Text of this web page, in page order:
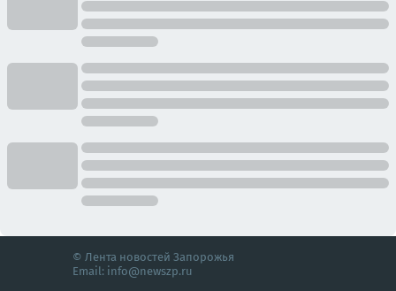
© Лента новостей Запорожья
Email: info@newszp.ru